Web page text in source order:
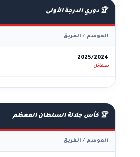
🏆 دوري الدرجة الأولى
الموسم / الفريق
2025/2024
سمائل
🏆 كأس جلالة السلطان المعظم
الموسم / الفريق